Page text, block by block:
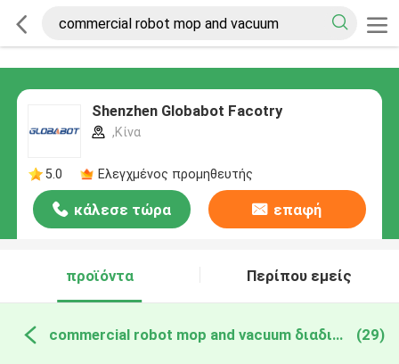
Shenzhen Globabot Facotry
,Κίνα
5.0 Ελεγχμένος προμηθευτής
κάλεσε τώρα επαφή
προϊόντα Περίπου εμείς
commercial robot mop and vacuum διαδικτυακή κατασκευή (29)